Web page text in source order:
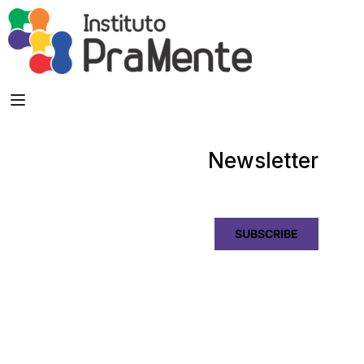
Newsletter